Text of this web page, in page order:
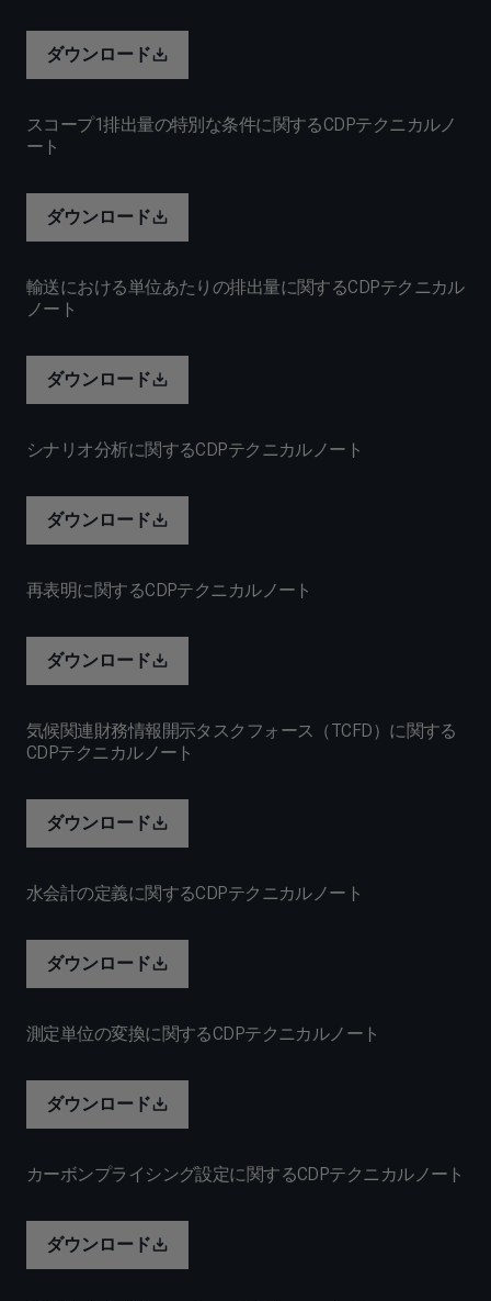
ダウンロード
スコープ1排出量の特別な条件に関するCDPテクニカルノ
ート
ダウンロード
輸送における単位あたりの排出量に関するCDPテクニカル
ノート
ダウンロード
シナリオ分析に関するCDPテクニカルノート
ダウンロード
再表明に関するCDPテクニカルノート
ダウンロード
気候関連財務情報開示タスクフォース（TCFD）に関する
CDPテクニカルノート
ダウンロード
水会計の定義に関するCDPテクニカルノート
ダウンロード
測定単位の変換に関するCDPテクニカルノート
ダウンロード
カーボンプライシング設定に関するCDPテクニカルノート
ダウンロード